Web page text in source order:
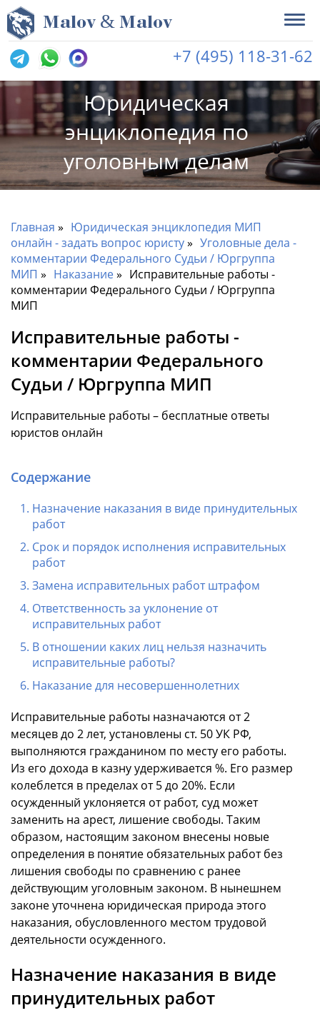
Malov & Malov
+7 (495) 118-31-62
Юридическая
энциклопедия по
уголовным делам
Главная
Юридическая энциклопедия МИП
онлайн - задать вопрос юристу
Уголовные дела -
комментарии Федерального Судьи / Юргруппа
МИП
Наказание
Исправительные работы -
комментарии Федерального Судьи / Юргруппа
МИП
Исправительные работы -
комментарии Федерального
Судьи / Юргруппа МИП
Исправительные работы – бесплатные ответы
юристов онлайн
Содержание
Назначение наказания в виде принудительных
работ
Срок и порядок исполнения исправительных
работ
Замена исправительных работ штрафом
Ответственность за уклонение от
исправительных работ
В отношении каких лиц нельзя назначить
исправительные работы?
Наказание для несовершеннолетних
Исправительные работы назначаются от 2
месяцев до 2 лет, установлены ст. 50 УК РФ,
выполняются гражданином по месту его работы.
Из его дохода в казну удерживается %. Его размер
колеблется в пределах от 5 до 20%. Если
осужденный уклоняется от работ, суд может
заменить на арест, лишение свободы. Таким
образом, настоящим законом внесены новые
определения в понятие обязательных работ без
лишения свободы по сравнению с ранее
действующим уголовным законом. В нынешнем
законе уточнена юридическая природа этого
наказания, обусловленного местом трудовой
деятельности осужденного.
Назначение наказания в виде
принудительных работ